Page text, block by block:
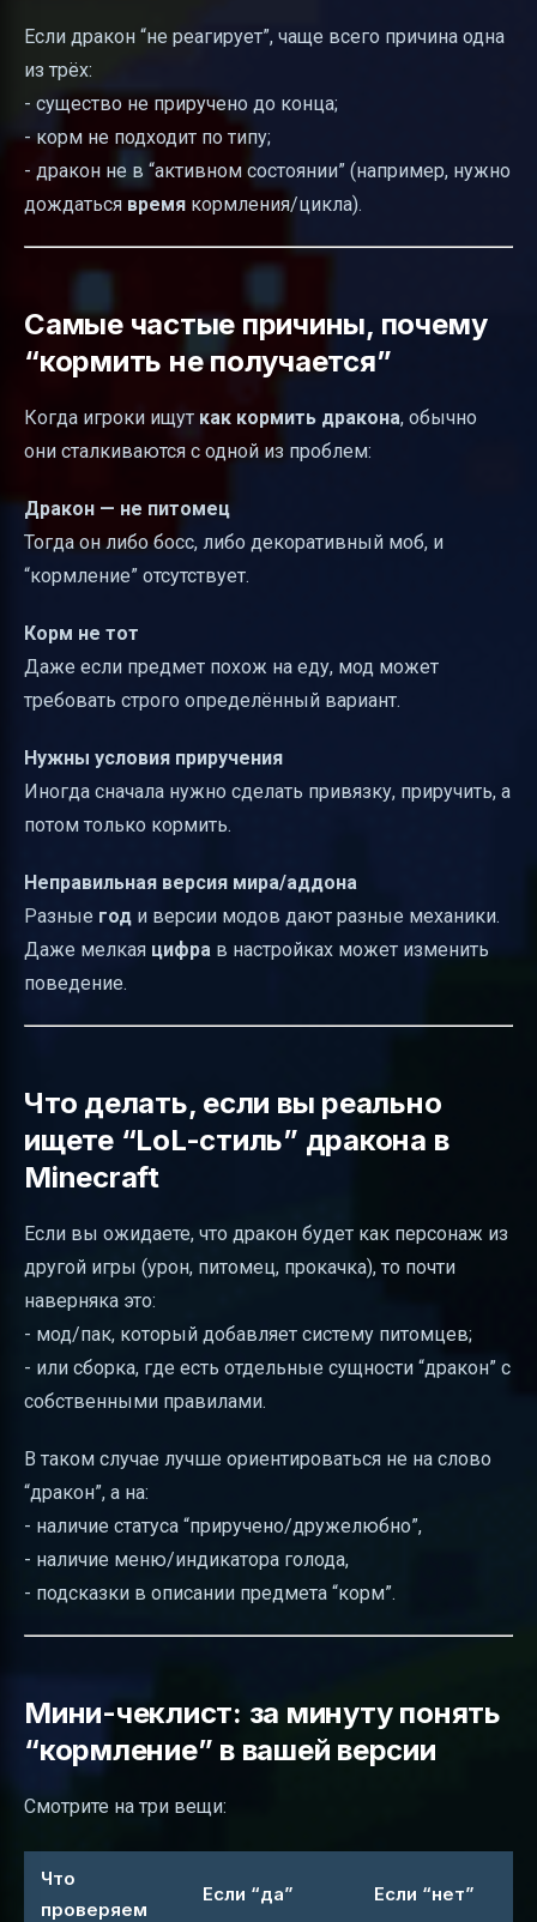
Если дракон “не реагирует”, чаще всего причина одна
из трёх:
- существо не приручено до конца;
- корм не подходит по типу;
- дракон не в “активном состоянии” (например, нужно
дождаться время кормления/цикла).
Самые частые причины, почему
“кормить не получается”
Когда игроки ищут как кормить дракона, обычно
они сталкиваются с одной из проблем:
Дракон — не питомец
Тогда он либо босс, либо декоративный моб, и
“кормление” отсутствует.
Корм не тот
Даже если предмет похож на еду, мод может
требовать строго определённый вариант.
Нужны условия приручения
Иногда сначала нужно сделать привязку, приручить, а
потом только кормить.
Неправильная версия мира/аддона
Разные год и версии модов дают разные механики.
Даже мелкая цифра в настройках может изменить
поведение.
Что делать, если вы реально
ищете “LoL-стиль” дракона в
Minecraft
Если вы ожидаете, что дракон будет как персонаж из
другой игры (урон, питомец, прокачка), то почти
наверняка это:
- мод/пак, который добавляет систему питомцев;
- или сборка, где есть отдельные сущности “дракон” с
собственными правилами.
В таком случае лучше ориентироваться не на слово
“дракон”, а на:
- наличие статуса “приручено/дружелюбно”,
- наличие меню/индикатора голода,
- подсказки в описании предмета “корм”.
Мини-чеклист: за минуту понять
“кормление” в вашей версии
Смотрите на три вещи:
Что
проверяем
Если “да” Если “нет”